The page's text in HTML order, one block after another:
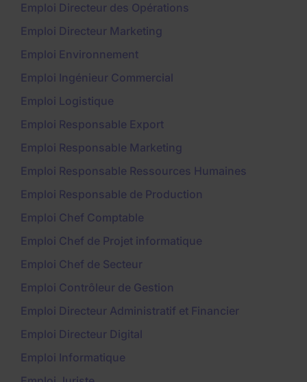
Emploi Directeur des Opérations
Emploi Directeur Marketing
Emploi Environnement
Emploi Ingénieur Commercial
Emploi Logistique
Emploi Responsable Export
Emploi Responsable Marketing
Emploi Responsable Ressources Humaines
Emploi Responsable de Production
Emploi Chef Comptable
Emploi Chef de Projet informatique
Emploi Chef de Secteur
Emploi Contrôleur de Gestion
Emploi Directeur Administratif et Financier
Emploi Directeur Digital
Emploi Informatique